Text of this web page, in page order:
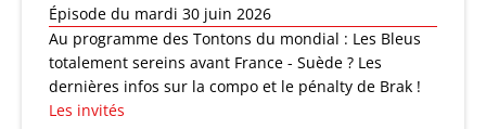
Épisode du mardi 30 juin 2026
Au programme des Tontons du mondial : Les Bleus
totalement sereins avant France - Suède ? Les
dernières infos sur la compo et le pénalty de Brak !
Les invités